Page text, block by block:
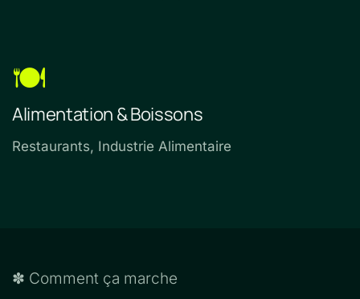
🍽️
Alimentation & Boissons
Restaurants, Industrie Alimentaire
✽ Comment ça marche